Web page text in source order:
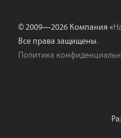
© 2009—2026 Компания «
Все права защищены.
Политика